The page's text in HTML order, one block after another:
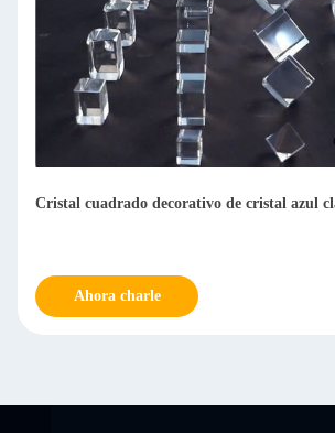
Cristal cuadrado decorativo de cristal azul
Ahora charle